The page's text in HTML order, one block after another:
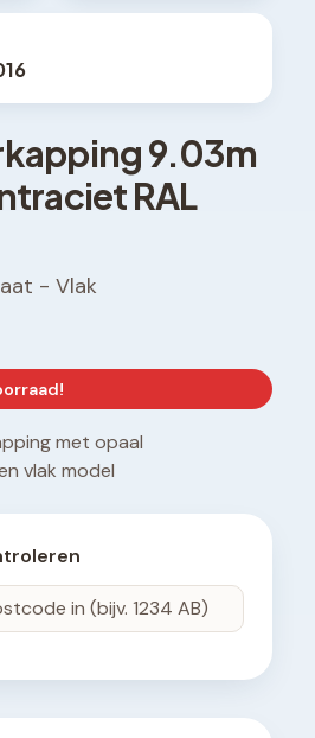
9.03m
RAL
- Vlak
met opaal
vlak model